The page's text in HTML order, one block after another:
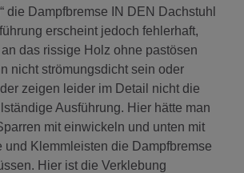
die Dampfbremse IN DEN Dachstuhl
erscheint jedoch fehlerhaft,
das rissige Holz ohne pastösen
nicht strömungsdicht sein oder
zeigen leider im Detail nicht die
Ausführung. Hier hätte man
mit einwickeln und unten mit
und Klemmleisten die Dampfbremse
Hier ist die Verklebung